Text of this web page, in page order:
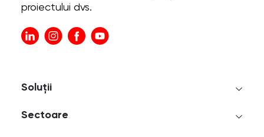
proiectului dvs.
Soluții
Sectoare